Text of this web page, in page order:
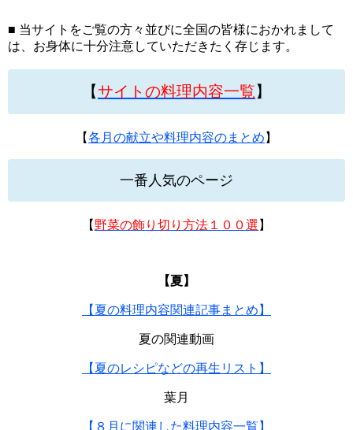
■ 当サイトをご覧の方々並びに全国の皆様におかれまして
は、お身体に十分注意していただきたく存じます。
【サイトの料理内容一覧】
【各月の献立や料理内容のまとめ 】
一番人気のページ
【 野菜の飾り切り方法１００選 】
【夏】
【夏の料理内容関連記事まとめ】
夏の関連動画
【夏のレシピなどの再生リスト】
葉月
【８月に関連した料理内容一覧】